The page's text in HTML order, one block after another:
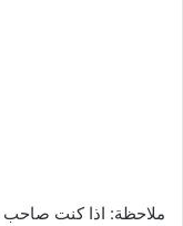
ملاحظة: اذا كنت صاحب